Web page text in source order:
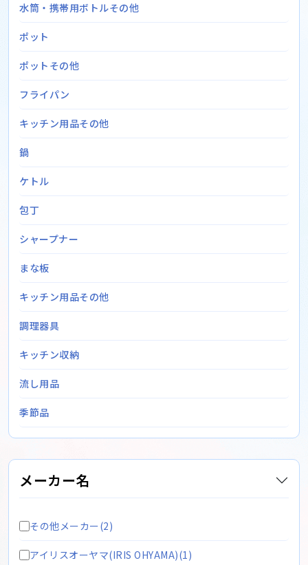
水筒・携帯用ボトルその他
ポット
ポットその他
フライパン
キッチン用品その他
鍋
ケトル
包丁
シャープナー
まな板
キッチン用品その他
調理器具
キッチン収納
流し用品
季節品
メーカー名
その他メーカー(2)
アイリスオーヤマ(IRIS OHYAMA)(1)